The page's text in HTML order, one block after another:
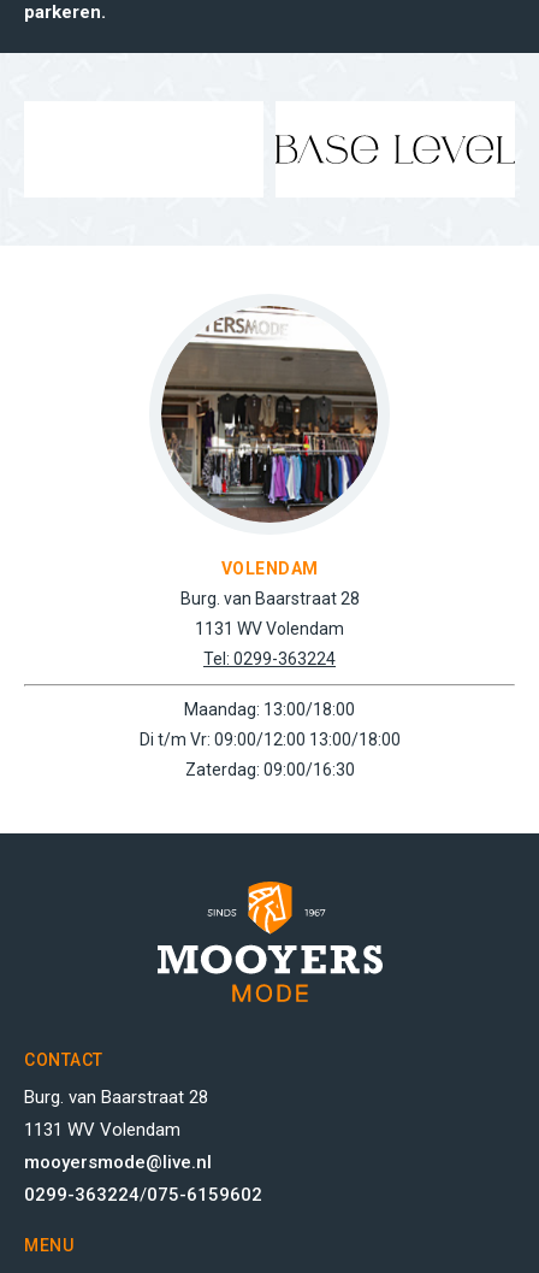
parkeren.
VOLENDAM
Burg. van Baarstraat 28
1131 WV Volendam
Tel: 0299-363224
Maandag: 13:00/18:00
Di t/m Vr: 09:00/12:00 13:00/18:00
Zaterdag: 09:00/16:30
CONTACT
Burg. van Baarstraat 28
1131 WV Volendam
mooyersmode@live.nl
0299-363224/075-6159602
MENU